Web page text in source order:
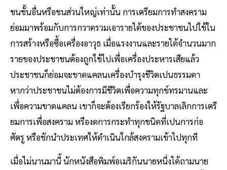
ชนชั้นอื่นหรือชนส่วนใหญ่เท่านั้น การเตรียมการทำสงคราม
ย่อมมาพร้อมกับการกวาดรวมเอารายได้ของประชาชนไปใช้ใน
การสร้างหรือซื้อเครื่องอาวุธ เมื่อแรงงานและรายได้จำนวนมาก
รายของประชาชนต้องถูกใช้ไปเพื่อเครื่องประหารเสียแล้ว
ประชาชนก็ย่อมจะขาดแคลนเครื่องบำรุงชีวิตเปนธรรมดา
หากว่าประชาชนไม่ต้องการมีชีวิตเพื่อความทุกข์ทรมานและ
เพื่อความขาดแคลน เขาก็จะต้องเรียกร้องให้รัฐบาลเลิกการเตรี
ยมการเพื่อสงคราม หรืองดการกระทำทุกชนิดที่เปนการก่อ
ศัตรู หรือชักนำประเทศให้ดำเนินใกล้สงครามเข้าไปทุกที
เมื่อไม่นานมานี้ นักหนังสือพิมพ์อเมริกันนายหนึ่งได้ถามนาย